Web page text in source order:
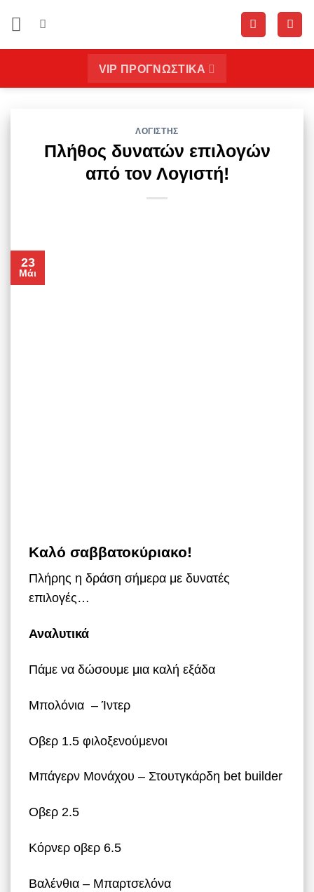
στο
περιεχόμενο
VIP ΠΡΟΓΝΩΣΤΙΚΑ
ΛΟΓΙΣΤΗΣ
Πλήθος δυνατών επιλογών
από τον Λογιστή!
23
Μάι
Καλό σαββατοκύριακο!
Πλήρης η δράση σήμερα με δυνατές
επιλογές…
Αναλυτικά
Πάμε να δώσουμε μια καλή εξάδα
Μπολόνια – Ίντερ
Οβερ 1.5 φιλοξενούμενοι
Μπάγερν Μονάχου – Στουτγκάρδη bet builder
Οβερ 2.5
Κόρνερ οβερ 6.5
Βαλένθια – Μπαρτσελόνα